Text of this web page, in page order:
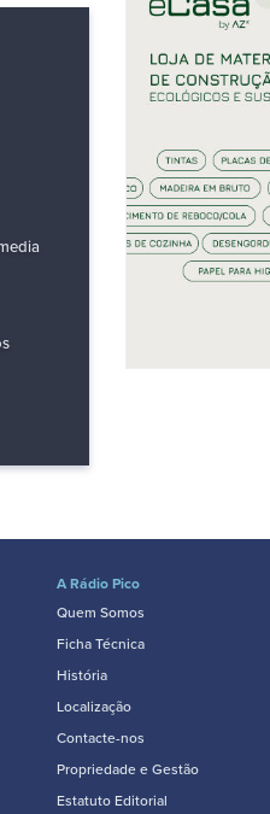
A Rádio Pico
Quem Somos
Ficha Técnica
História
Localização
Contacte-nos
Propriedade e Gestão
Estatuto Editorial